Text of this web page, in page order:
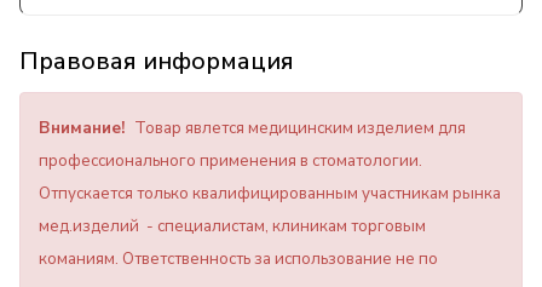
Правовая информация
Внимание! Товар явлется медицинским изделием для
профессионального применения в стоматологии.
Отпускается только квалифицированным участникам рынка
мед.изделий - специалистам, клиникам торговым
команиям. Ответственность за использование не по